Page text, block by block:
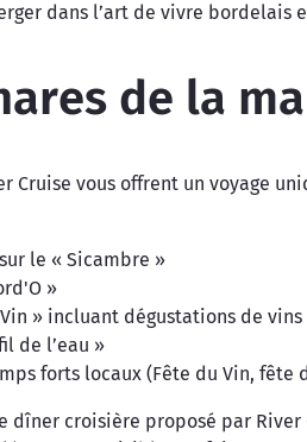
dans l’art de vivre
de la
Cruise vous offrent un voyage
le « Sicambre »
»
» incluant dégustations de vins
de l’eau »
forts locaux (Fête du Vin, fête
dîner croisière proposé par